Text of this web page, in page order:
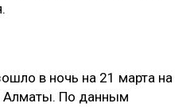
в ночь на 21 марта на
Алматы. По данным